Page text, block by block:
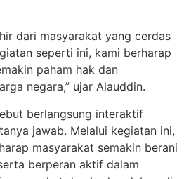
dari masyarakat yang cerdas
seperti ini, kami berharap
paham hak dan
negara,” ujar Alauddin.
berlangsung interaktif
jawab. Melalui kegiatan ini,
masyarakat semakin berani
berperan aktif dalam